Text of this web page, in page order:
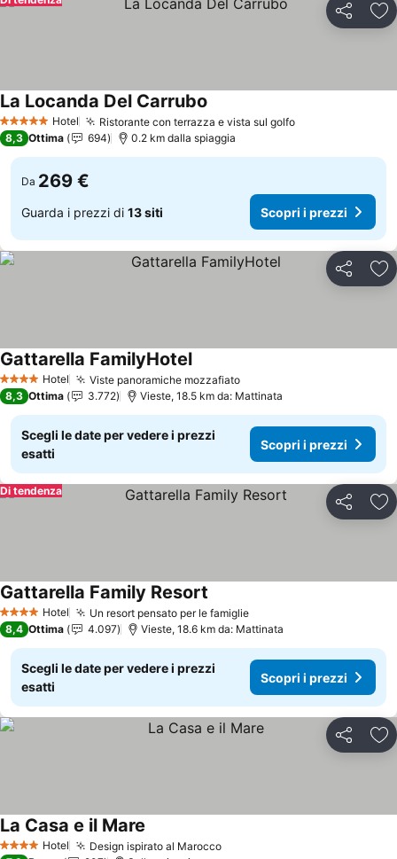
Condividi
5 Stelle Hotel Ristorante con terrazza e vista sul golfoScopri i prezzi
La Locanda Del Carrubo
8,3 Ottima 694 0.2 km dalla spiaggia
Da 269 €
Guarda i prezzi di 13 siti Scopri i prezzi
Condividi
4 Stelle Hotel Viste panoramiche mozzafiatoScopri i prezzi
Gattarella FamilyHotelScopri i prezzi
8,3 Ottima 3.772 Vieste, 18.5 km da: Mattinata
Scegli le date per vedere i prezzi
esatti
Scopri i prezzi
Condividi
Di tendenza
4 Stelle Hotel Un resort pensato per le famiglieScopri i prezzi
Gattarella Family Resort
8,4 Ottima 4.097 Vieste, 18.6 km da: Mattinata
Scegli le date per vedere i prezzi
esatti
Scopri i prezzi
Condividi
4 Stelle Hotel Design ispirato al MaroccoScopri i prezzi
La Casa e il Mare